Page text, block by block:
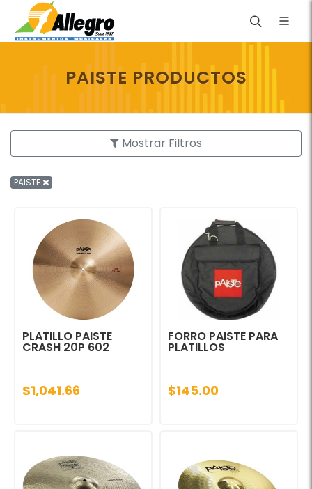
PAISTE PRODUCTOS
Mostrar Filtros
PAISTE
PLATILLO PAISTE
CRASH 20P 602
$1,041.66
FORRO PAISTE PARA
PLATILLOS
$145.00